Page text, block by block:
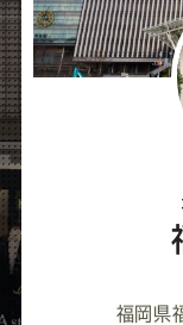
福岡県